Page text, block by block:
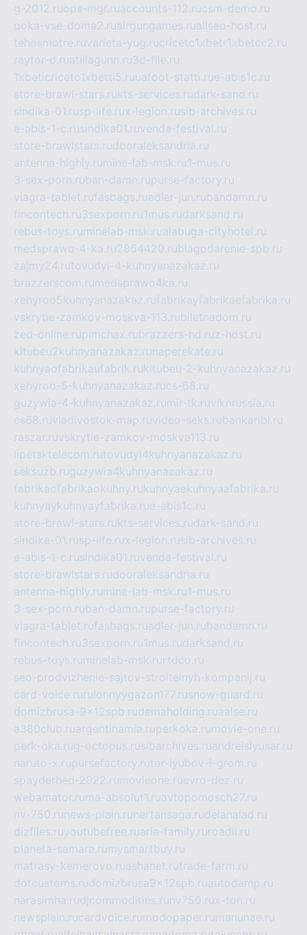
g-2012.ruops-mgr.ruaccounts-112.rucsm-demo.ru
poka-vse-doma2.ruairgungames.ruallseo-host.ru
tehosmotre.ruvarieta-yug.rucricetc1xbetr1xbetcc2.ru
raytor-d.ruatillagunn.ru3d-file.ru
1xbeticricetc1xbetti5.ruuafoot-statti.rue-abis1c.ru
store-brawl-stars.rukts-services.rudark-sand.ru
sindika-01.rusp-life.rux-legion.rusib-archives.ru
e-abis-1-c.rusindika01.ruvenda-festival.ru
store-brawlstars.rudooraleksandria.ru
antenna-highly.ru mine-lab-msk.ru1-mus.ru
3-sex-porn.ruban-damn.rupurse-factory.ru
viagra-tablet.rufasbags.ruadler-jun.rubandamn.ru
fincontech.ru3sexporn.ru1mus.rudarksand.ru
rebus-toys.ru minelab-msk.rualabuga-cityhotel.ru
medsprawo-4-ka.ru2864420.rublagodarenie-spb.ru
zajmy24.rutovudyi-4-kuhnyanazakaz.ru
brazzerscom.ru medsprawo4ka.ru
xehyroo5kuhnyanazakaz.rufabrikayfabrikaefabrika.ru
vskrytie-zamkov-moskva-113.rubiletnadom.ru
zed-online.rupimchax.rubrazzers-hd.ruz-host.ru
kitubeu2kuhnyanazakaz.ru naperekate.ru
kuhnyaofabrikaufabrik.rukitubeu-2-kuhnyanazakaz.ru
xehyroo-5-kuhnyanazakaz.rucs-68.ru
guzywia-4-kuhnyanazakaz.ru mir-tk.ruvlknrussia.ru
cs68.ruvladivostok-map.ruvideo-seks.rubankaribi.ru
raszar.ruvskrytie-zamkov-moskva113.ru
lipetsktelecom.rutovudyi4kuhnyanazakaz.ru
seksuzb.ruguzywia4kuhnyanazakaz.ru
fabrikaofabrikaokuhny.rukuhnyaekuhnyaafabrika.ru
kuhnyaykuhnyayfabrika.rue-abis1c.ru
store-brawl-stars.rukts-services.rudark-sand.ru
sindika-01.rusp-life.rux-legion.rusib-archives.ru
e-abis-1-c.rusindika01.ruvenda-festival.ru
store-brawlstars.rudooraleksandria.ru
antenna-highly.ru mine-lab-msk.ru1-mus.ru
3-sex-porn.ruban-damn.rupurse-factory.ru
viagra-tablet.rufasbags.ruadler-jun.rubandamn.ru
fincontech.ru3sexporn.ru1mus.rudarksand.ru
rebus-toys.ru minelab-msk.ru rtdco.ru
seo-prodvizhenie-sajtov-stroitelnyh-kompanij.ru
card-voice.ru rulonnyygazon177.rusnow-guard.ru
domizbrusa-9x12spb.rudemaholding.ruaalse.ru
a380club.ruargentinamia.ruperkoka.ru movie-one.ru
perk-oka.rug-octopus.rusibarchives.ruandreislyusar.ru
naruto-x.rupursefactory.rutor-lyubov-i-grom.ru
spayderhed-2022.ru movieone.ruevro-dez.ru
webamator.ru ma-absolut1.ruavtopomosch27.ru
nv-750.ru news-plain.ru nertansaga.rudelanalad.ru
dizfiles.ruyoutubefree.ruaria-family.ru roadli.ru
planeta-samara.ru mysmartbuy.ru
matrasy-kemerovo.ruashanet.rutrade-farm.ru
dotcustoms.rudomizbrusa9x12spb.ruautodamp.ru
narasimha.rudjcommodities.ru nv750.rux-ton.ru
newsplain.rucardvoice.ru modopaper.ru manunae.ru